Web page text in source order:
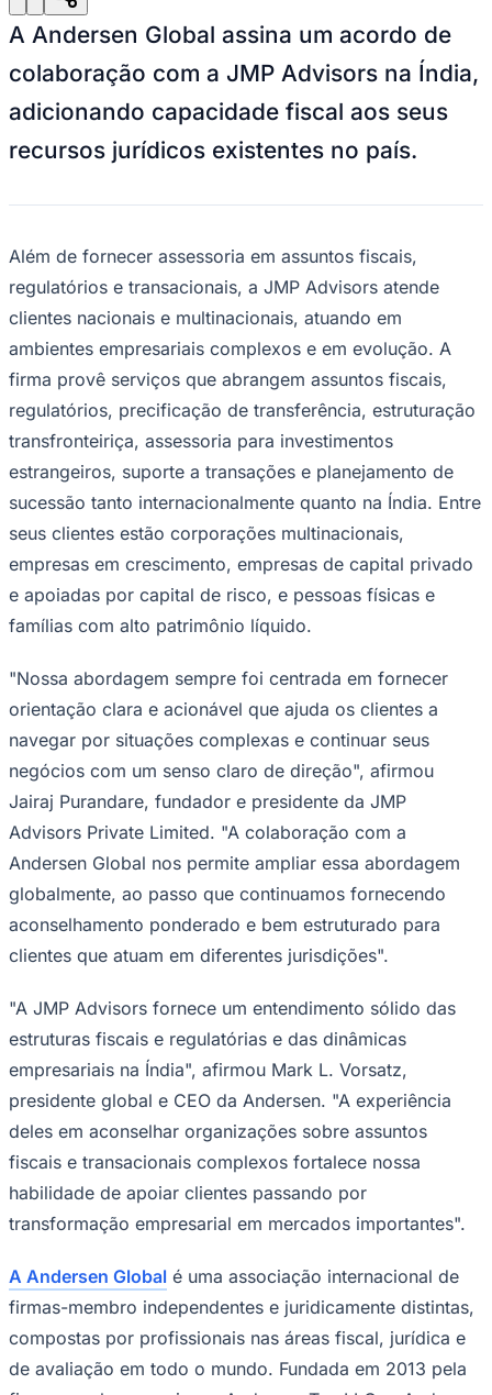
A Andersen Global assina um acordo de
colaboração com a JMP Advisors na Índia,
adicionando capacidade fiscal aos seus
recursos jurídicos existentes no país.
Além de fornecer assessoria em assuntos fiscais,
regulatórios e transacionais, a JMP Advisors atende
clientes nacionais e multinacionais, atuando em
ambientes empresariais complexos e em evolução. A
firma provê serviços que abrangem assuntos fiscais,
regulatórios, precificação de transferência, estruturação
transfronteiriça, assessoria para investimentos
estrangeiros, suporte a transações e planejamento de
sucessão tanto internacionalmente quanto na Índia. Entre
seus clientes estão corporações multinacionais,
empresas em crescimento, empresas de capital privado
e apoiadas por capital de risco, e pessoas físicas e
famílias com alto patrimônio líquido.
"Nossa abordagem sempre foi centrada em fornecer
orientação clara e acionável que ajuda os clientes a
navegar por situações complexas e continuar seus
negócios com um senso claro de direção", afirmou
Jairaj Purandare, fundador e presidente da JMP
Advisors Private Limited. "A colaboração com a
Andersen Global nos permite ampliar essa abordagem
globalmente, ao passo que continuamos fornecendo
aconselhamento ponderado e bem estruturado para
clientes que atuam em diferentes jurisdições".
"A JMP Advisors fornece um entendimento sólido das
estruturas fiscais e regulatórias e das dinâmicas
empresariais na Índia", afirmou Mark L. Vorsatz,
presidente global e CEO da Andersen. "A experiência
deles em aconselhar organizações sobre assuntos
fiscais e transacionais complexos fortalece nossa
habilidade de apoiar clientes passando por
transformação empresarial em mercados importantes".
A Andersen Global é uma associação internacional de
firmas-membro independentes e juridicamente distintas,
compostas por profissionais nas áreas fiscal, jurídica e
de avaliação em todo o mundo. Fundada em 2013 pela